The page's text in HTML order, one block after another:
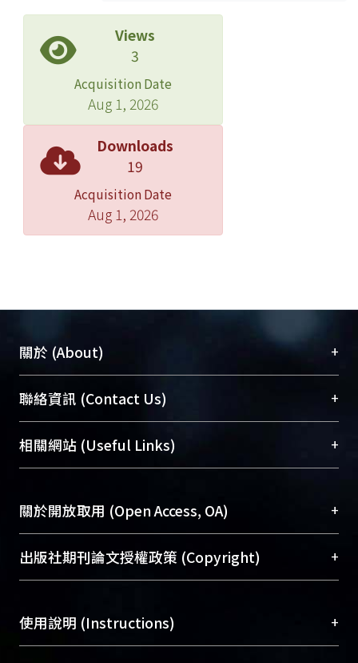
位置的心電訊號，並藉由同步重建多個
位置的訊號，達到多導程心電圖的目
的，論文最後列上重建的操作流程供使
用者參考，讓此重建多導程心電圖的研
究，更容易理解與實作。
Views
3
Acquisition Date
Aug 1, 2026
Downloads
19
Acquisition Date
Aug 1, 2026
關於 (About) +
臺大位居世界頂尖大學之列，為永久珍藏及向國際
展現本校豐碩的研究成果及學術能量，圖書館整合
機構典藏（NTUR）與學術庫（AH）不同功能平
台，成為臺大學術典藏NTU scholars。期能整合研
成果。
To permanently archive and promote researcher
profiles and scholarly works, Library integrates the
services of “NTU Repository” with “Academic
聯絡資訊 (Contact Us) +
總館學科館員(Main Library)
醫學圖書館學科館員(Medical Library)
Sciences Library)
相關網站 (Useful Links) +
關於開放取用 (Open Access, OA) +
開放取用是從使用者角度提升資訊取用性的社會運
動，應用在學術研究上是透過將研究著作公開供使
用逐年攀升。同時可加速研究發展、提升研究影響
出版社期刊論文授權政策 (Copyright) +
含部分內容的版權非匯入者所有，或由第三方贊
助與合作完成，請確認該版權所有者及第三方同
使用說明 (Instructions) +